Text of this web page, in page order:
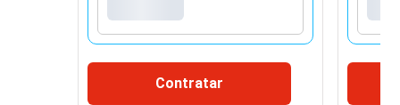
Contratar